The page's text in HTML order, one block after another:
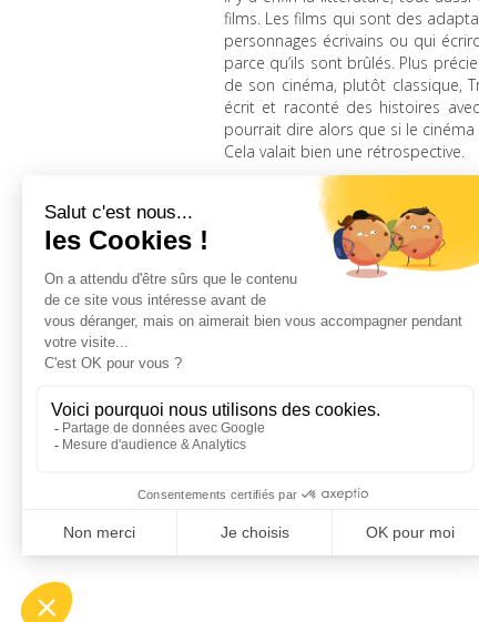
films. Les films qui sont des
personnages écrivains ou qui
parce qu’ils sont brûlés. Plus
de son cinéma, plutôt classique,
écrit et raconté des histoires
pourrait dire alors que si le
Cela valait bien une rétrospective.
Franck Lubet, responsable de
LA